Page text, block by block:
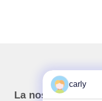
La nostra
carly